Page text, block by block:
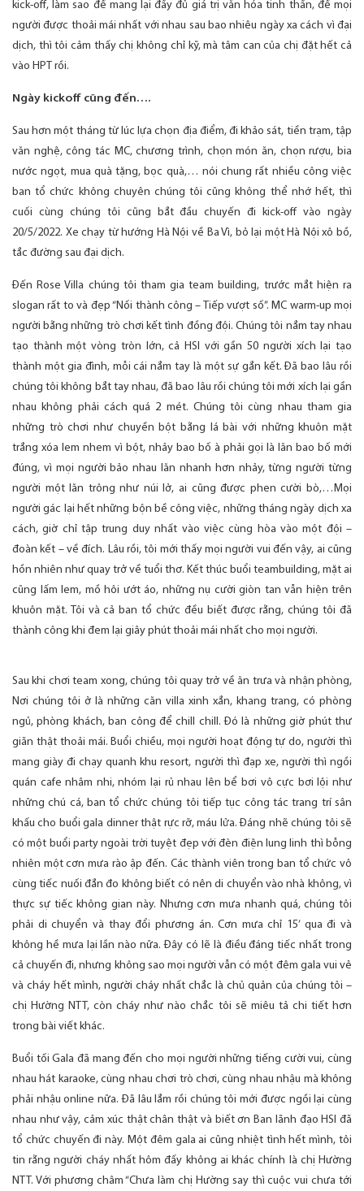
kick-off, làm sao để mang lại đầy đủ giá trị văn hóa tinh thần, để mọi
người được thoải mái nhất với nhau sau bao nhiêu ngày xa cách vì đại
dịch, thì tôi cảm thấy chị không chỉ kỹ, mà tâm can của chị đặt hết cả
vào HPT rồi.
Ngày kickoff cũng đến….
Sau hơn một tháng từ lúc lựa chọn địa điểm, đi khảo sát, tiền trạm, tập
văn nghệ, công tác MC, chương trình, chọn món ăn, chọn rượu, bia
nước ngọt, mua quà tặng, bọc quà,… nói chung rất nhiều công việc
ban tổ chức không chuyên chúng tôi cũng không thể nhớ hết, thì
cuối cùng chúng tôi cũng bắt đầu chuyến đi kick-off vào ngày
20/5/2022. Xe chạy từ hướng Hà Nội về Ba Vì, bỏ lại một Hà Nội xô bồ,
tắc đường sau đại dịch.
Đến Rose Villa chúng tôi tham gia team building, trước mắt hiện ra
slogan rất to và đẹp “Nối thành công – Tiếp vượt số”. MC warm-up mọi
người bằng những trò chơi kết tình đồng đội. Chúng tôi nắm tay nhau
tạo thành một vòng tròn lớn, cả HSI với gần 50 người xích lại tạo
thành một gia đình, mỗi cái nắm tay là một sự gắn kết. Đã bao lâu rồi
chúng tôi không bắt tay nhau, đã bao lâu rồi chúng tôi mới xích lại gần
nhau không phải cách quá 2 mét. Chúng tôi cùng nhau tham gia
những trò chơi như chuyền bột bằng lá bài với những khuôn mặt
trắng xóa lem nhem vì bột, nhảy bao bố à phải gọi là lăn bao bố mới
đúng, vì mọi người bảo nhau lăn nhanh hơn nhảy, từng người từng
người một lăn trông như núi lở, ai cũng được phen cười bò,…Mọi
người gác lại hết những bộn bề công việc, những tháng ngày dịch xa
cách, giờ chỉ tập trung duy nhất vào việc cùng hòa vào một đội –
đoàn kết – về đích. Lâu rồi, tôi mới thấy mọi người vui đến vậy, ai cũng
hồn nhiên như quay trở về tuổi thơ. Kết thúc buổi teambuilding, mặt ai
cũng lấm lem, mồ hôi ướt áo, những nụ cười giòn tan vẫn hiện trên
khuôn mặt. Tôi và cả ban tổ chức đều biết được rằng, chúng tôi đã
thành công khi đem lại giây phút thoải mái nhất cho mọi người.
Sau khi chơi team xong, chúng tôi quay trở về ăn trưa và nhận phòng,
Nơi chúng tôi ở là những căn villa xinh xắn, khang trang, có phòng
ngủ, phòng khách, ban công để chill chill. Đó là những giờ phút thư
giãn thật thoải mái. Buổi chiều, mọi người hoạt động tự do, người thì
mang giày đi chạy quanh khu resort, người thì đạp xe, người thì ngồi
quán cafe nhâm nhi, nhóm lại rủ nhau lên bể bơi vô cực bơi lội như
những chú cá, ban tổ chức chúng tôi tiếp tục công tác trang trí sân
khấu cho buổi gala dinner thật rực rỡ, máu lửa. Đáng nhẽ chúng tôi sẽ
có một buổi party ngoài trời tuyệt đẹp với đèn điện lung linh thì bỗng
nhiên một cơn mưa rào ập đến. Các thành viên trong ban tổ chức vô
cùng tiếc nuối đắn đo không biết có nên di chuyển vào nhà không, vì
thực sự tiếc không gian này. Nhưng cơn mưa nhanh quá, chúng tôi
phải di chuyển và thay đổi phương án. Cơn mưa chỉ 15’ qua đi và
không hề mưa lại lần nào nữa. Đây có lẽ là điều đáng tiếc nhất trong
cả chuyến đi, nhưng không sao mọi người vẫn có một đêm gala vui vẻ
và cháy hết mình, người cháy nhất chắc là chủ quản của chúng tôi –
chị Hường NTT, còn cháy như nào chắc tôi sẽ miêu tả chi tiết hơn
trong bài viết khác.
Buổi tối Gala đã mang đến cho mọi người những tiếng cười vui, cùng
nhau hát karaoke, cùng nhau chơi trò chơi, cùng nhau nhậu mà không
phải nhậu online nữa. Đã lâu lắm rồi chúng tôi mới được ngồi lại cùng
nhau như vậy, cảm xúc thật chân thật và biết ơn Ban lãnh đạo HSI đã
tổ chức chuyến đi này. Một đêm gala ai cũng nhiệt tình hết mình, tôi
tin rằng người cháy nhất hôm đấy không ai khác chính là chị Hường
NTT. Với phương châm “Chưa làm chị Hường say thì cuộc vui chưa tới